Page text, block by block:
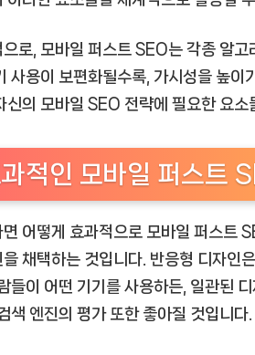
으로, 모바일 퍼스트 SEO는 각종 알
사용이 보편화될수록, 가시성을 높이
신의 모바일 SEO 전략에 필요한 요
적인 모바일 퍼스트
면 어떻게 효과적으로 모바일 퍼스트
을 채택하는 것입니다. 반응형 디자인
들이 어떤 기기를 사용하든, 일관된
색 엔진의 평가 또한 좋아질 것입니다.